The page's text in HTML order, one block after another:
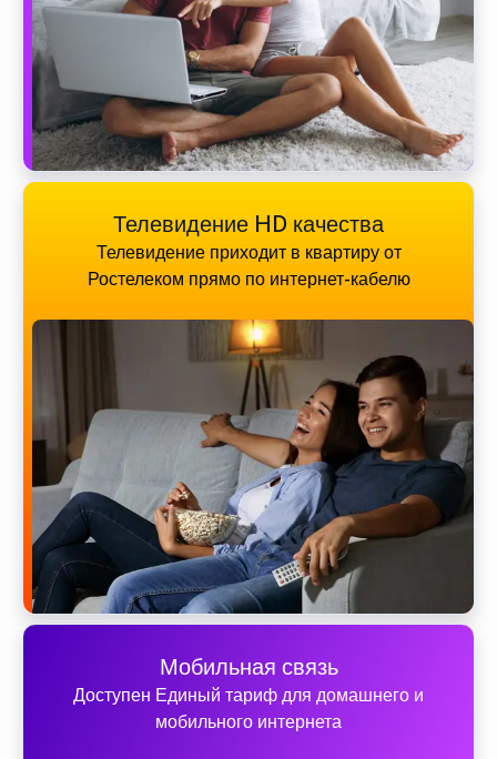
Телевидение HD качества
Телевидение приходит в квартиру от
Ростелеком прямо по интернет-кабелю
Мобильная связь
Доступен Единый тариф для домашнего и
мобильного интернета